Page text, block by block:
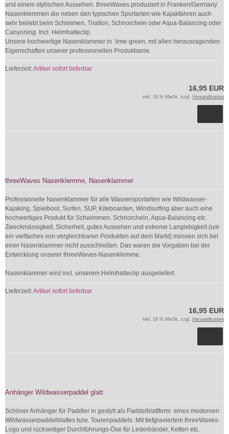
und einem stylischen Aussehen. threeWaves produziert in Franken/Germany
Nasenklemmen die neben den typischen Sportarten wie Kajakfahren auch
sehr beliebt beim Schimmen, Triatlon, Schnorcheln oder Aqua-Balancing oder
Canyoning. Incl. Helmhalteclip.
Unsere hochwertige Nasenklammer in lime-green, mit allen herausragenden
Eigenschaften unserer professionellen Produktserie.
Lieferzeit:Artikel sofort lieferbar
16,95 EUR
inkl. 19 % MwSt. zzgl. Versandkosten
threeWaves Nasenklemme, Nasenklammer
Professionelle Nasenklammer für alle Wassersportarten wie Wildwasser-
Kajaking, Spielboot, Surfen, SUP, Kiteboarden, Windsurfing aber auch eine
hochwertiges Produkt für Schwimmen, Schnorcheln, Aqua-Balancing etc.
Zweckmässigkeit, Sicherheit, gutes Aussehen und extreme Langlebigkeit (um
ein vielfaches von vergleichbaren Produkten auf dem Markt) müssen sich bei
einer Nasenklammer nicht ausschließen. Das waren die Vorgaben bei der
Entwicklung unserer threeWaves-Nasenklemme.
Nasenklammer wird incl. unserem Helmhalteclip ausgeliefert.
Lieferzeit:Artikel sofort lieferbar
16,95 EUR
inkl. 19 % MwSt. zzgl. Versandkosten
Anhänger Wildwasserpaddel glatt
Schöner Anhänger für Paddler in gestylt als Paddelblattform eines modernen
Wildwasserpaddelblattes bzw. Tourenpaddels. Mit tiefgraviertem threeWaves-
Logo und rückseitiger Durchführungs-Öse für Lederbänder, Ketten etc.